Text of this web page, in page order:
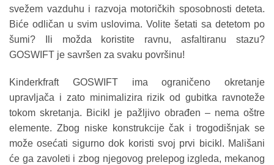
svežem vazduhu i razvoja motoričkih sposobnosti deteta.
Biće odličan u svim uslovima. Volite šetati sa detetom po
šumi? Ili možda koristite ravnu, asfaltiranu stazu?
GOSWIFT je savršen za svaku površinu!
Kinderkfraft GOSWIFT ima ograničeno okretanje
upravljača i zato minimalizira rizik od gubitka ravnoteže
tokom skretanja. Bicikl je pažljivo obrađen – nema oštre
elemente. Zbog niske konstrukcije čak i trogodišnjak se
može osećati sigurno dok koristi svoj prvi bicikl. Mališani
će ga zavoleti i zbog njegovog prelepog izgleda, mekanog